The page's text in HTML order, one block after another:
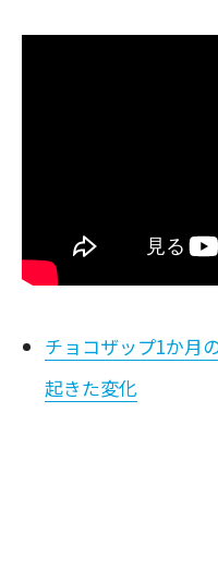
チョコザップ1か月
起きた変化